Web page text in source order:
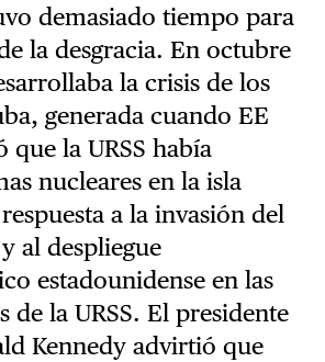
demasiado tiempo para
la desgracia. En octubre
la crisis de los
generada cuando EE
que la URSS había
nucleares en la isla
a la invasión del
al despliegue
estadounidense en las
de la URSS. El presidente
Kennedy advirtió que